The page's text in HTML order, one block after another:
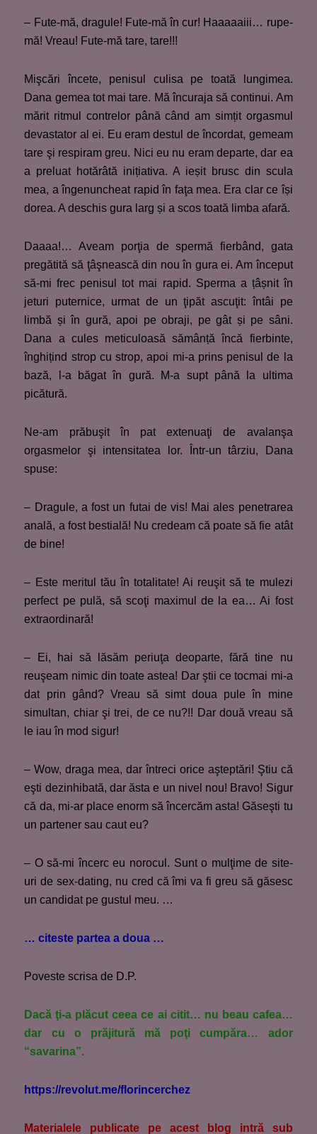
– Fute-mă, dragule! Fute-mă în cur! Haaaaaiii… rupe-
mă! Vreau! Fute-mă tare, tare!!!
Mişcări încete, penisul culisa pe toată lungimea.
Dana gemea tot mai tare. Mă încuraja să continui. Am
mărit ritmul contrelor până când am simțit orgasmul
devastator al ei. Eu eram destul de încordat, gemeam
tare şi respiram greu. Nici eu nu eram departe, dar ea
a preluat hotărâtă inițiativa. A ieșit brusc din scula
mea, a îngenuncheat rapid în faţa mea. Era clar ce își
dorea. A deschis gura larg și a scos toată limba afară.
Daaaa!… Aveam porţia de spermă fierbând, gata
pregătită să ţâşnească din nou în gura ei. Am început
să-mi frec penisul tot mai rapid. Sperma a țâșnit în
jeturi puternice, urmat de un ţipăt ascuţit: întâi pe
limbă și în gură, apoi pe obraji, pe gât și pe sâni.
Dana a cules meticuloasă sămânță încă fierbinte,
înghițind strop cu strop, apoi mi-a prins penisul de la
bază, l-a băgat în gură. M-a supt până la ultima
picătură.
Ne-am prăbuşit în pat extenuaţi de avalanşa
orgasmelor şi intensitatea lor. Într-un târziu, Dana
spuse:
– Dragule, a fost un futai de vis! Mai ales penetrarea
anală, a fost bestială! Nu credeam că poate să fie atât
de bine!
– Este meritul tău în totalitate! Ai reuşit să te mulezi
perfect pe pulă, să scoţi maximul de la ea… Ai fost
extraordinară!
– Ei, hai să lăsăm periuţa deoparte, fără tine nu
reuşeam nimic din toate astea! Dar ştii ce tocmai mi-a
dat prin gând? Vreau să simt doua pule în mine
simultan, chiar şi trei, de ce nu?!! Dar două vreau să
le iau în mod sigur!
– Wow, draga mea, dar întreci orice aşteptări! Ştiu că
eşti dezinhibată, dar ăsta e un nivel nou! Bravo! Sigur
că da, mi-ar place enorm să încercăm asta! Găseşti tu
un partener sau caut eu?
– O să-mi încerc eu norocul. Sunt o mulţime de site-
uri de sex-dating, nu cred că îmi va fi greu să găsesc
un candidat pe gustul meu. …
… citeste partea a doua …
Poveste scrisa de D.P.
Dacă ţi-a plăcut ceea ce ai citit… nu beau cafea…
dar cu o prăjitură mă poţi cumpăra… ador
“savarina”.
https://revolut.me/florincerchez
Materialele publicate pe acest blog intră sub